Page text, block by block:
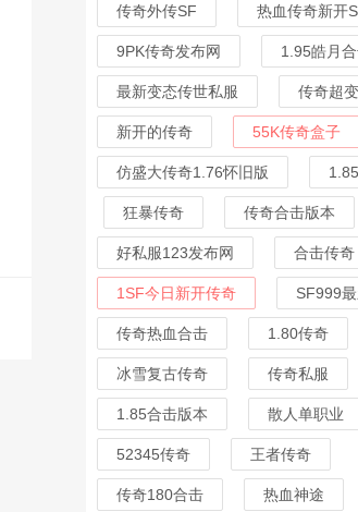
传奇外传SF 热血传奇新开
9PK传奇发布网 1.95皓月
最新变态传世私服 传奇超
新开的传奇 55K传奇盒子
仿盛大传奇1.76怀旧版
狂暴传奇 传奇合击版本
好私服123发布网 合击传奇
1SF今日新开传奇 SF999
传奇热血合击 1.80传奇
冰雪复古传奇 传奇私服
1.85合击版本 散人单职业
52345传奇 王者传奇
传奇180合击 热血神途